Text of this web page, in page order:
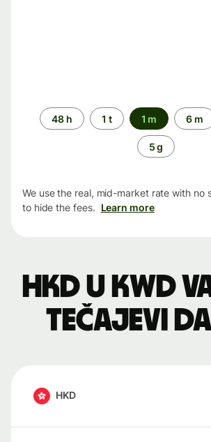
Time
period
48 h 1 t 1 m 6 m
5 g
We use the real, mid-market rate with no
to hide the fees. Learn more
HKD u KWD
tečajevi
HKD